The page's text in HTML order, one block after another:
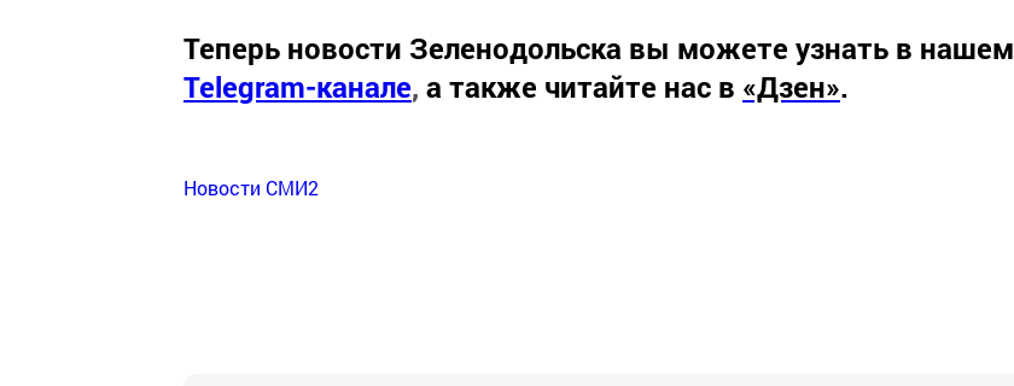
Теперь новости Зеленодольска вы можете узнать в нашем
Telegram-канале, а также читайте нас в «Дзен».
Новости СМИ2